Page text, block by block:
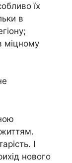
їх
в
міцному
І
нового